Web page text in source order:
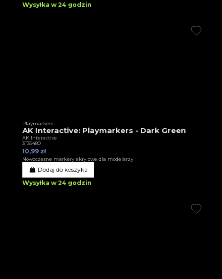
Wysyłka w 24 godzin
Playmarkers
AK Interactive: Playmarkers - Dark Green
AK Interactive
3T36480
10,99 zł
Nowoczesne markery akrylowe dla modelarzy
Dodaj do koszyka
Wysyłka w 24 godzin